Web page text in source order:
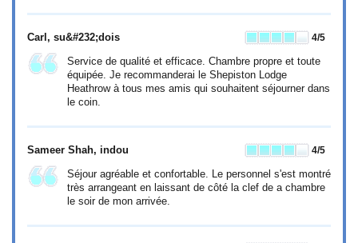
Carl , su&#232;dois 4/5
Service de qualité et efficace. Chambre propre et toute
équipée. Je recommanderai le Shepiston Lodge
Heathrow à tous mes amis qui souhaitent séjourner dans
le coin.
Sameer Shah, indou 4/5
Séjour agréable et confortable. Le personnel s'est montré
très arrangeant en laissant de côté la clef de a chambre
le soir de mon arrivée.